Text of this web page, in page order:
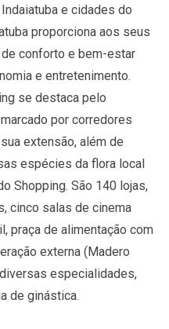
e cidades do
proporciona aos seus
conforto e bem-estar
e entretenimento.
se destaca pelo
por corredores
extensão, além de
espécies da flora local
Shopping. São 140 lojas,
cinco salas de cinema
praça de alimentação com
externa (Madero
especialidades,
de ginástica.